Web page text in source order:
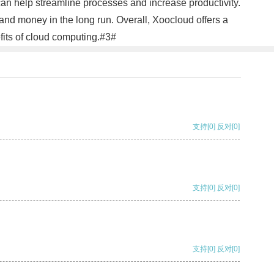
help streamline processes and increase productivity.
money in the long run. Overall, Xoocloud offers a
of cloud computing.#3#
支持[0] 反对[0]
支持[0] 反对[0]
支持[0] 反对[0]